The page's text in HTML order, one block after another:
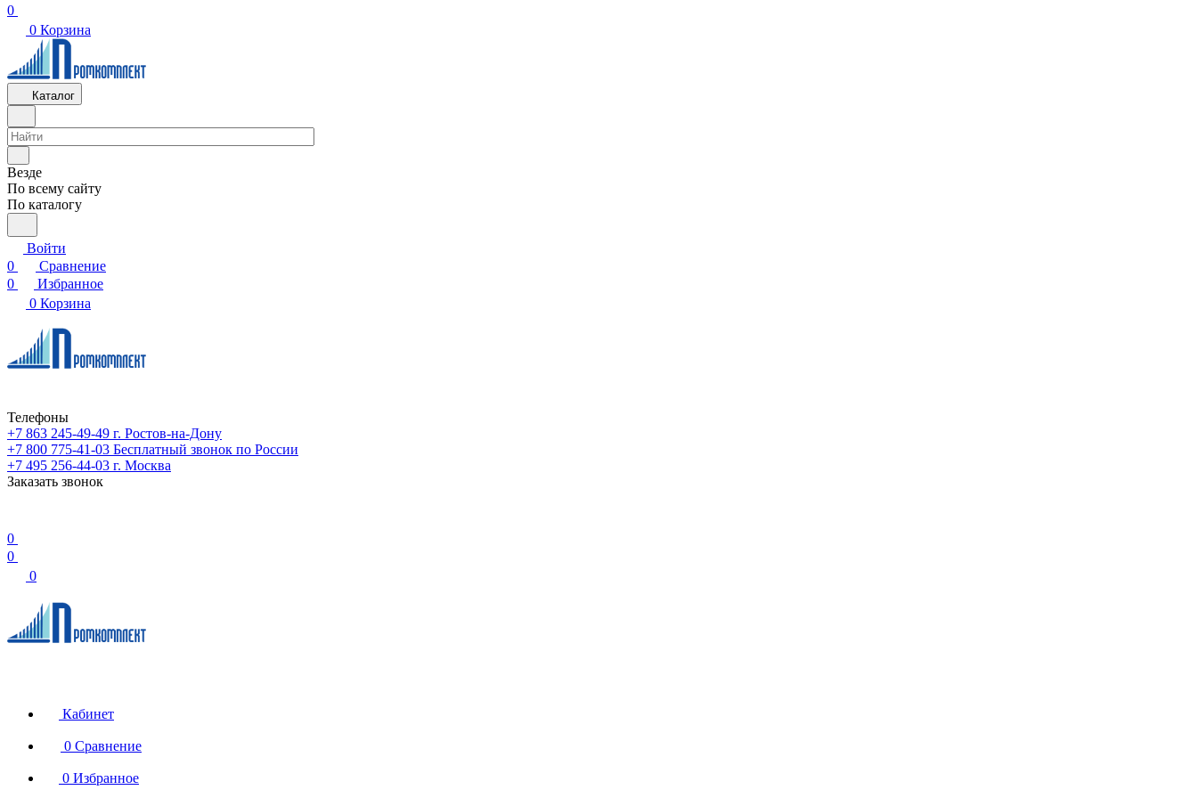
0
0 Корзина
Каталог
Везде
По всему сайту
По каталогу
Войти
0
Сравнение
0
Избранное
0 Корзина
Телефоны
+7 863 245-49-49 г. Ростов-на-Дону
+7 800 775-41-03 Бесплатный звонок по России
+7 495 256-44-03 г. Москва
Заказать звонок
0
0
0
Кабинет
0 Сравнение
0 Избранное